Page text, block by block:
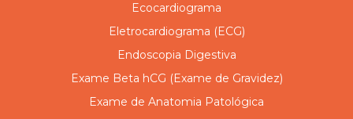
Ecocardiograma
Eletrocardiograma (ECG)
Endoscopia Digestiva
Exame Beta hCG (Exame de Gravidez)
Exame de Anatomia Patológica